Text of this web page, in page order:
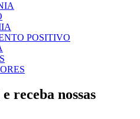
POSITIVO
receba nossas